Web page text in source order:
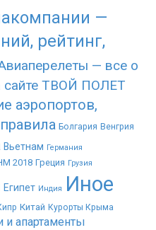
—
рейтинг,
— все о
сайте ТВОЙ ПОЛЕТ
аэропортов,
Болгария Венгрия
Вьетнам Германия
2018 Греция Грузия
Египет Индия Иное
Китай Курорты Крыма
и апартаменты